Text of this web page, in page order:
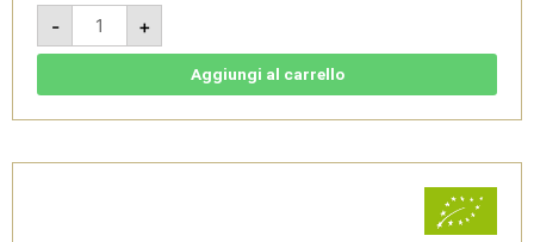
-
Campinovi
2023
-
Bianco
Dievole
+
Aggiungi al carrello